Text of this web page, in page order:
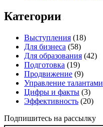
Категории
Выступления (18)
Для бизнеса (58)
Для образования (42)
Подготовка (19)
Продвижение (9)
Управление талантами
Цифры и факты (3)
Эффективность (20)
Подпишитесь на рассылку